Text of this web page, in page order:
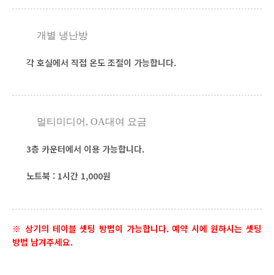
개별 냉난방
각 호실에서 직접 온도 조절이 가능합니다.
멀티미디어, OA대여 요금
3층 카운터에서 이용 가능합니다.
노트북 : 1시간 1,000원
※ 상기의 테이블 셋팅 방법이 가능합니다. 예약 시에 원하시는 셋팅
방법 남겨주세요.